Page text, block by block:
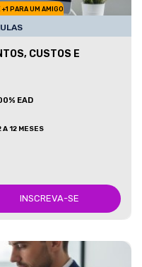
PARA UM AMIGO
CUSTOS E
EAD
A 12 MESES
INSCREVA-SE